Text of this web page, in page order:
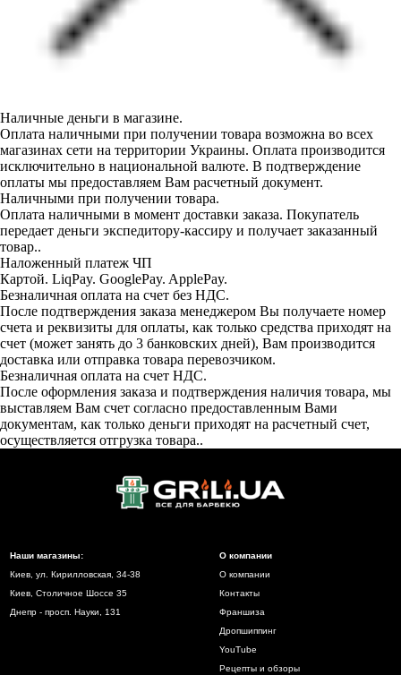
Наличные деньги в магазине.
Оплата наличными при получении товара возможна во всех
магазинах сети на территории Украины. Оплата производится
исключительно в национальной валюте. В подтверждение
оплаты мы предоставляем Вам расчетный документ.
Наличными при получении товара.
Оплата наличными в момент доставки заказа. Покупатель
передает деньги экспедитору-кассиру и получает заказанный
товар..
Наложенный платеж ЧП
Картой. LiqPay. GooglePay. ApplePay.
Безналичная оплата на счет без НДС.
После подтверждения заказа менеджером Вы получаете номер
счета и реквизиты для оплаты, как только средства приходят на
счет (может занять до 3 банковских дней), Вам производится
доставка или отправка товара перевозчиком.
Безналичная оплата на счет НДС.
После оформления заказа и подтверждения наличия товара, мы
выставляем Вам счет согласно предоставленным Вами
документам, как только деньги приходят на расчетный счет,
осуществляется отгрузка товара..
Наши магазины:
Киев, ул. Кирилловская, 34-38
Киев, Столичное Шоссе 35
Днепр - просп. Науки, 131
О компании
О компании
Контакты
Франшиза
Дропшиппинг
YouTube
Рецепты и обзоры